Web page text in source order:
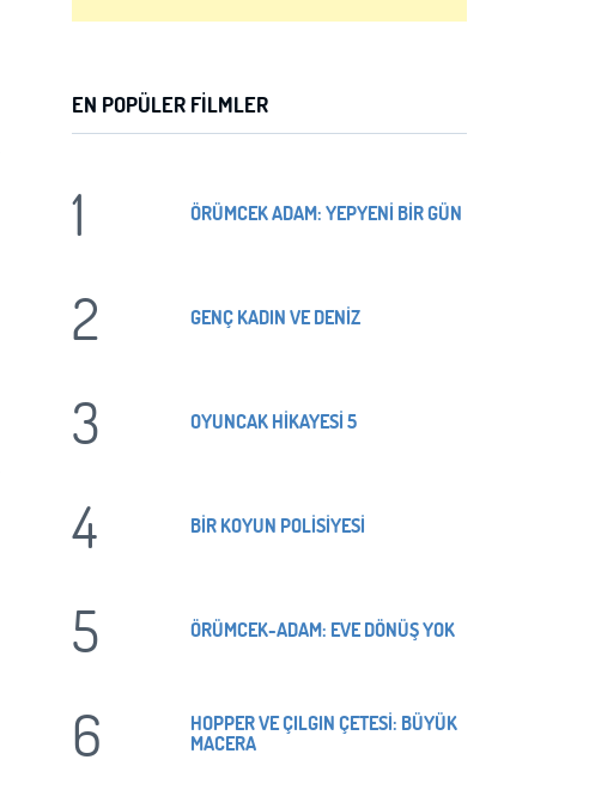
EN POPÜLER FILMLER
1 ÖRÜMCEK ADAM: YEPYENİ BİR GÜN
2 GENÇ KADIN VE DENİZ
3 OYUNCAK HİKAYESİ 5
4 BİR KOYUN POLİSİYESİ
5 ÖRÜMCEK-ADAM: EVE DÖNÜŞ YOK
6
HOPPER VE ÇILGIN ÇETESİ: BÜYÜK
MACERA